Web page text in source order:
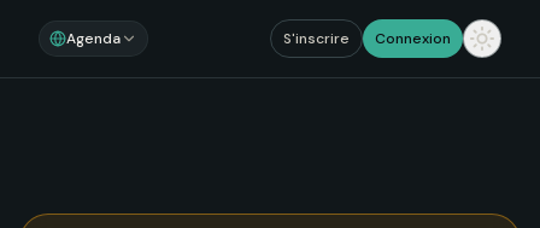
Agenda S'inscrire Connexion